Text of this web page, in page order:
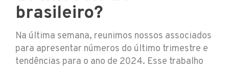
brasileiro?
Na última semana, reunimos nossos associados
para apresentar números do último trimestre e
tendências para o ano de 2024. Esse trabalho